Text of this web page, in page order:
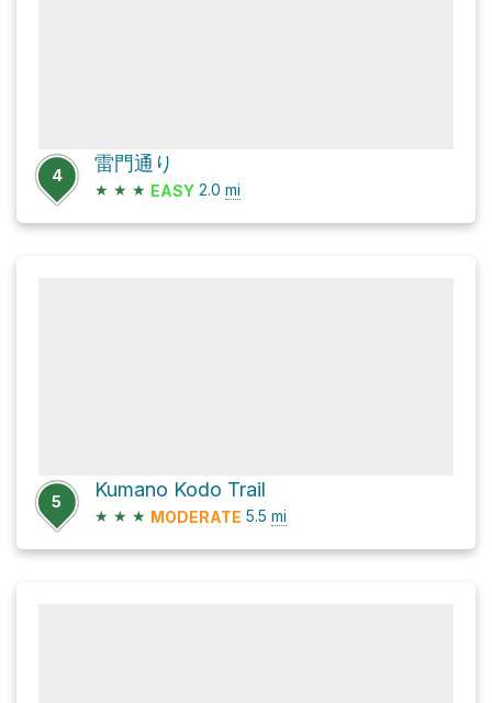
4
雷門通り
★ ★ ★ EASY 2.0 mi
5
Kumano Kodo Trail
★ ★ ★ MODERATE 5.5 mi